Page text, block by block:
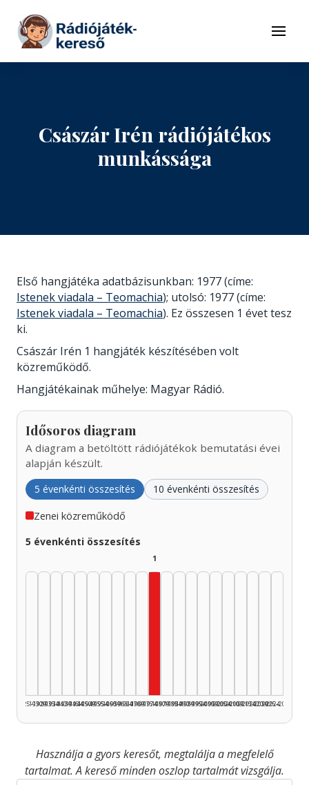
Tovább a tartalomhoz
Menü
Császár Irén rádiójátékos
munkássága
Első hangjátéka adatbázisunkban: 1977 (címe:
Istenek viadala – Teomachia); utolsó: 1977 (címe:
Istenek viadala – Teomachia). Ez összesen 1 évet tesz
ki.
Császár Irén 1 hangjáték készítésében volt
közreműködő.
Hangjátékainak műhelye: Magyar Rádió.
Idősoros diagram
A diagram a betöltött rádiójátékok bemutatási évei
alapján készült.
5 évenkénti összesítés 10 évenkénti összesítés
Zenei közreműködő
5 évenkénti összesítés
1925–1929
1930–1934
1935–1939
1940–1944
1945–1949
1950–1954
1955–1959
1960–1964
1965–1969
1970–1974
1
1975–1979
1980–1984
1985–1989
1990–1994
1995–1999
2000–2004
2005–2009
2010–2014
2015–2019
2020–2024
2025–2026
Használja a gyors keresőt, megtalálja a megfelelő
tartalmat. A kereső minden oszlop tartalmát vizsgálja.